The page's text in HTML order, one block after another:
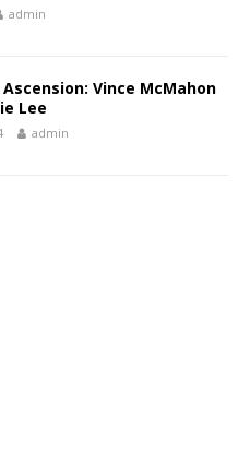
admin
Vince McMahon
Lee
admin